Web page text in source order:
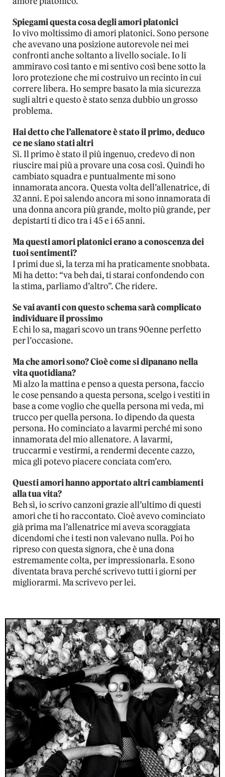
Spiegami questa cosa degli amori platonici
Io vivo moltissimo di amori platonici. Sono persone
che avevano una posizione autorevole nei mei
confronti anche soltanto a livello sociale. Io li
ammiravo così tanto e mi sentivo così bene sotto la
loro protezione che mi costruivo un recinto in cui
correre libera. Ho sempre basato la mia sicurezza
sugli altri e questo è stato senza dubbio un grosso
problema.
Hai detto che l’allenatore è stato il primo, deduco
ce ne siano stati altri
Sì. Il primo è stato il più ingenuo, credevo di non
riuscire mai più a provare una cosa così. Quindi ho
cambiato squadra e puntualmente mi sono
innamorata ancora. Questa volta dell’allenatrice, di
32 anni. E poi salendo ancora mi sono innamorata di
una donna ancora più grande, molto più grande, per
depistarti ti dico tra i 45 e i 65 anni.
Ma questi amori platonici erano a conoscenza dei
tuoi sentimenti?
I primi due sì, la terza mi ha praticamente snobbata.
Mi ha detto: “va beh dai, ti starai confondendo con
la stima, parliamo d’altro”. Che ridere.
Se vai avanti con questo schema sarà complicato
individuare il prossimo
E chi lo sa, magari scovo un trans 90enne perfetto
per l’occasione.
Ma che amori sono? Cioè come si dipanano nella
vita quotidiana?
Mi alzo la mattina e penso a questa persona, faccio
le cose pensando a questa persona, scelgo i vestiti in
base a come voglio che quella persona mi veda, mi
trucco per quella persona. Io dipendo da questa
persona. Ho cominciato a lavarmi perché mi sono
innamorata del mio allenatore. A lavarmi,
truccarmi e vestirmi, a rendermi decente cazzo,
mica gli potevo piacere conciata com’ero.
Questi amori hanno apportato altri cambiamenti
alla tua vita?
Beh sì, io scrivo canzoni grazie all’ultimo di questi
amori che ti ho raccontato. Cioè avevo cominciato
già prima ma l’allenatrice mi aveva scoraggiata
dicendomi che i testi non valevano nulla. Poi ho
ripreso con questa signora, che è una dona
estremamente colta, per impressionarla. E sono
diventata brava perché scrivevo tutti i giorni per
migliorarmi. Ma scrivevo per lei.